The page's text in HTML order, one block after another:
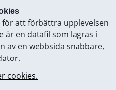
för att förbättra upplevelsen
är en datafil som lagras i
av en webbsida snabbare,
cookies.